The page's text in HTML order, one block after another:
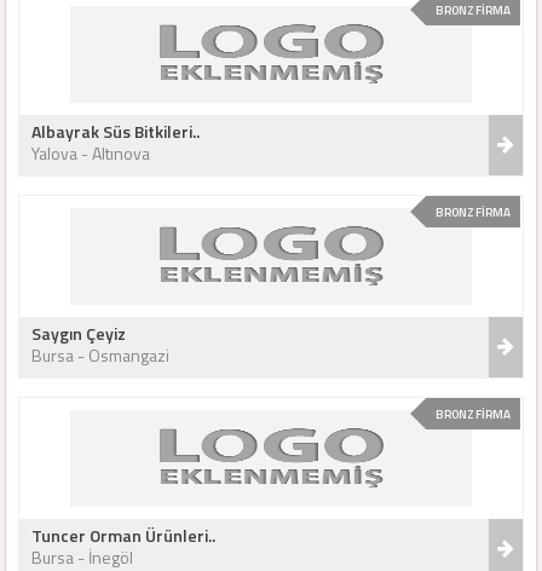
BRONZ FİRMA
Albayrak Süs Bitkileri..
Yalova - Altınova
BRONZ FİRMA
Saygın Çeyiz
Bursa - Osmangazi
BRONZ FİRMA
Tuncer Orman Ürünleri..
Bursa - İnegöl